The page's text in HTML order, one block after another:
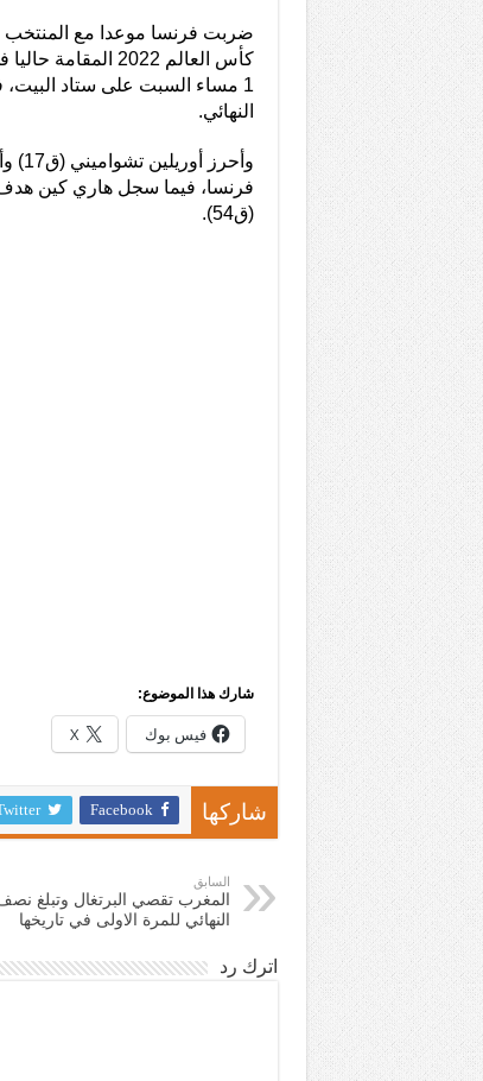
ضربت فرنسا موعدا مع
1 مساء السبت على ستاد
النهائي.
فرنسا، فيما سجل هاري كين هدف
(ق54).
شارك هذا الموضوع:
فيس بوك X
شاركها Facebook
السابق
المغرب تقصي البرتغال وتبلغ
النهائي للمرة الاولى في تاريخها
اترك رد